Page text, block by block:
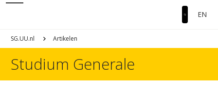
EN
SG.UU.nl Artikelen
Studium Generale